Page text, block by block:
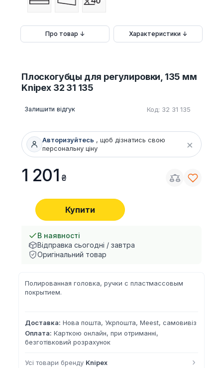
Про товар ↓ Характеристики ↓
Плоскогубцы для регулировки, 135 мм
Knipex 32 31 135
Залишити відгук Код: 32 31 135
Авторизуйтесь , щоб дізнатись свою
персональну ціну
×
1 201
Купити
В наявності
Відправка сьогодні / завтра
Оригінальний товар
Полированная головка, ручки с пластмассовым
покрытием.
Доставка: Нова пошта, Укрпошта, Meest, самовивіз
Оплата: Карткою онлайн, при отриманні,
безготівковий розрахунок
Усі товари бренду Knipex ›